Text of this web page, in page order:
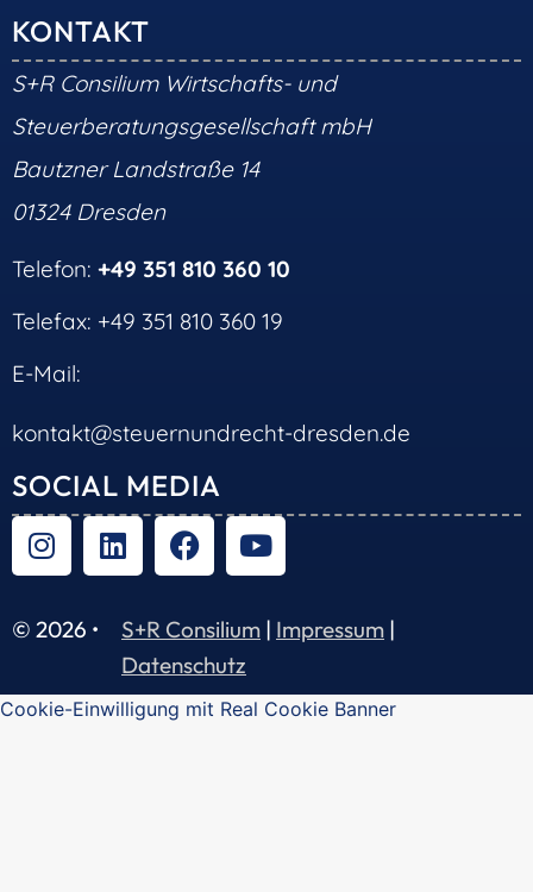
KONTAKT
S+R Consilium Wirtschafts- und
Steuerberatungsgesellschaft mbH
Bautzner Landstraße 14
01324 Dresden
Telefon: +49 351 810 360 10
Telefax: +49 351 810 360 19
E-Mail:
kontakt@steuernundrecht-dresden.de
SOCIAL MEDIA
© 2026 • S+R Consilium | Impressum |
Datenschutz
Cookie-Einwilligung mit Real Cookie Banner